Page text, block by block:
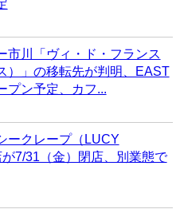
市川「ヴィ・ド・フランス
）」の移転先が判明、EAST
プン予定、カフ...
ークレープ（LUCY
7/31（金）閉店、別業態で